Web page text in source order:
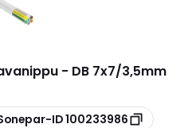
- DB 7x7/3,5mm
ID100233986